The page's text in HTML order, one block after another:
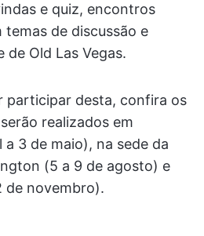
e quiz, encontros
de discussão e
de Old Las Vegas.
participar desta, confira os
realizados em
3 de maio), na sede da
(5 a 9 de agosto) e
de novembro).